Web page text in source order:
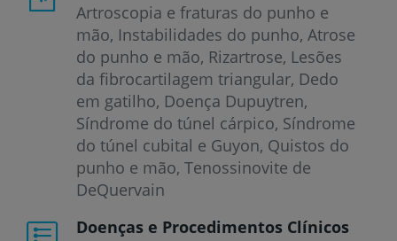
Artroscopia e fraturas do punho e
mão, Instabilidades do punho, Atrose
do punho e mão, Rizartrose, Lesões
da fibrocartilagem triangular, Dedo
em gatilho, Doença Dupuytren,
Síndrome do túnel cárpico, Síndrome
do túnel cubital e Guyon, Quistos do
punho e mão, Tenossinovite de
DeQuervain
Doenças e Procedimentos Clínicos